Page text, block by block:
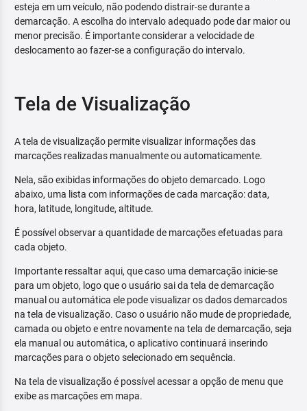
esteja em um veículo, não podendo distrair-se durante a
demarcação. A escolha do intervalo adequado pode dar maior ou
menor precisão. É importante considerar a velocidade de
deslocamento ao fazer-se a configuração do intervalo.
Tela de Visualização
A tela de visualização permite visualizar informações das
marcações realizadas manualmente ou automaticamente.
Nela, são exibidas informações do objeto demarcado. Logo
abaixo, uma lista com informações de cada marcação: data,
hora, latitude, longitude, altitude.
É possível observar a quantidade de marcações efetuadas para
cada objeto.
Importante ressaltar aqui, que caso uma demarcação inicie-se
para um objeto, logo que o usuário sai da tela de demarcação
manual ou automática ele pode visualizar os dados demarcados
na tela de visualização. Caso o usuário não mude de propriedade,
camada ou objeto e entre novamente na tela de demarcação, seja
ela manual ou automática, o aplicativo continuará inserindo
marcações para o objeto selecionado em sequência.
Na tela de visualização é possível acessar a opção de menu que
exibe as marcações em mapa.